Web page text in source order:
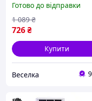
акумуляторний з USB
Type-C та 8 годинами
світіння. BROWN
Готово до відправки
726₴
1 089 ₴
Купити
Веселка